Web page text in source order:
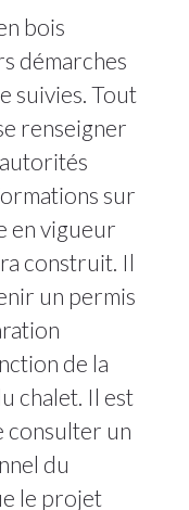
bois
démarches
suivies. Tout
renseigner
sur
en vigueur
construit. Il
un permis
de la
chalet. Il est
consulter un
du
le projet